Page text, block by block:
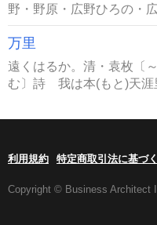
野・野原・広野ひろの・
万里
遠くはるか。清・袁枚〔
む〕詩 我は本(もと)天涯
利用規約 特定商取引法に基づ
Copyright © Business Architect